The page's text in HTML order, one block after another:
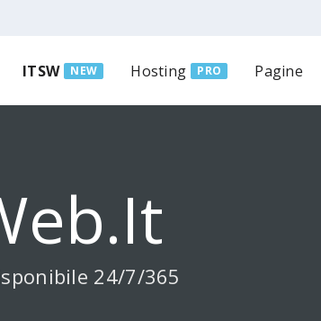
ITSW NEW Hosting PRO Pagine
24/7/365